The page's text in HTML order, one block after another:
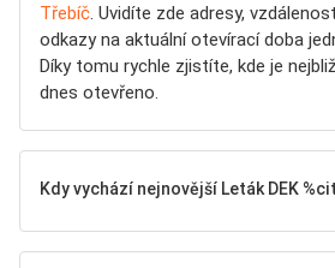
Třebíč. Uvidíte zde adresy,
odkazy na aktuální otevírací doba
Díky tomu rychle zjistíte, kde je
dnes otevřeno.
Kdy vychází nejnovější Leták DEK